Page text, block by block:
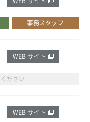
事務スタッフ
ださい
WEB サイト
WEB サイト